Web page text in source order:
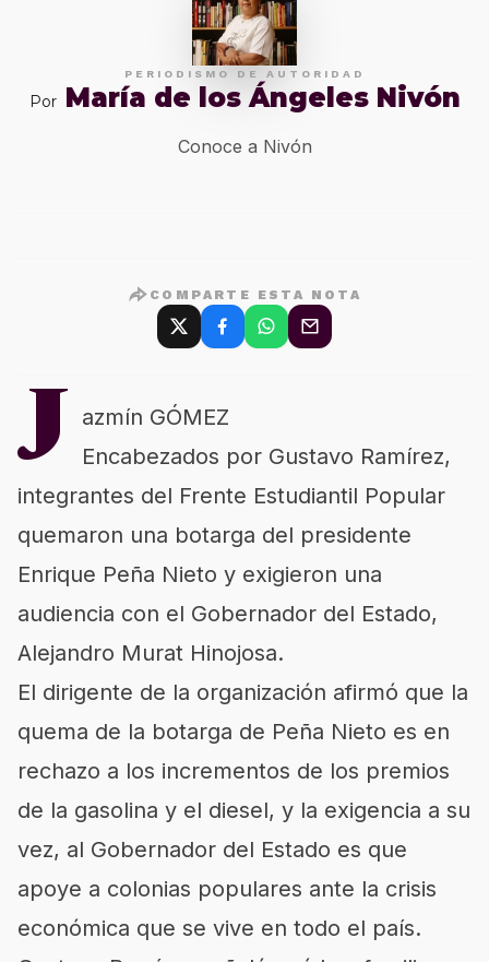
PERIODISMO DE AUTORIDAD
Por María de los Ángeles Nivón
Conoce a Nivón
COMPARTE ESTA NOTA
J
azmín GÓMEZ
Encabezados por Gustavo Ramírez,
integrantes del Frente Estudiantil Popular
quemaron una botarga del presidente
Enrique Peña Nieto y exigieron una
audiencia con el Gobernador del Estado,
Alejandro Murat Hinojosa.
El dirigente de la organización afirmó que la
quema de la botarga de Peña Nieto es en
rechazo a los incrementos de los premios
de la gasolina y el diesel, y la exigencia a su
vez, al Gobernador del Estado es que
apoye a colonias populares ante la crisis
económica que se vive en todo el país.